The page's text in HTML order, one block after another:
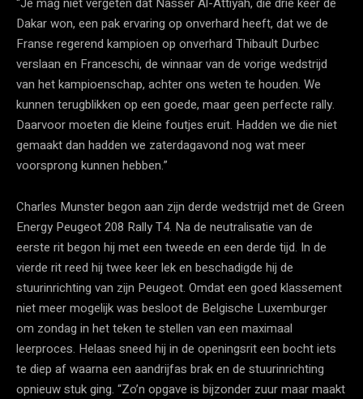
Dakar won, een pak ervaring op onverhard heeft, dat we de
Franse regerend kampioen op onverhard Thibault Durbec
verslaan en Franceschi, de winnaar van de vorige wedstrijd
van het kampioenschap, achter ons weten te houden. We
kunnen terugblikken op een goede, maar geen perfecte rally.
Daarvoor moeten die kleine foutjes eruit. Hadden we die niet
gemaakt dan hadden we zaterdagavond nog wat meer
voorsprong kunnen hebben.”
Charles Munster begon aan zijn derde wedstrijd met de Green
Energy Peugeot 208 Rally T4. Na de neutralisatie van de
eerste rit begon hij met een tweede en een derde tijd. In de
vierde rit reed hij twee keer lek en beschadigde hij de
stuurinrichting van zijn Peugeot. Omdat een goed klassement
niet meer mogelijk was besloot de Belgische Luxemburger
om zondag in het teken te stellen van een maximaal
leerproces. Helaas sneed hij in de openingsrit een bocht iets
te diep af waarna een aandrijfas brak en de stuurinrichting
opnieuw stuk ging. “Zo’n opgave is bijzonder zuur maar maakt